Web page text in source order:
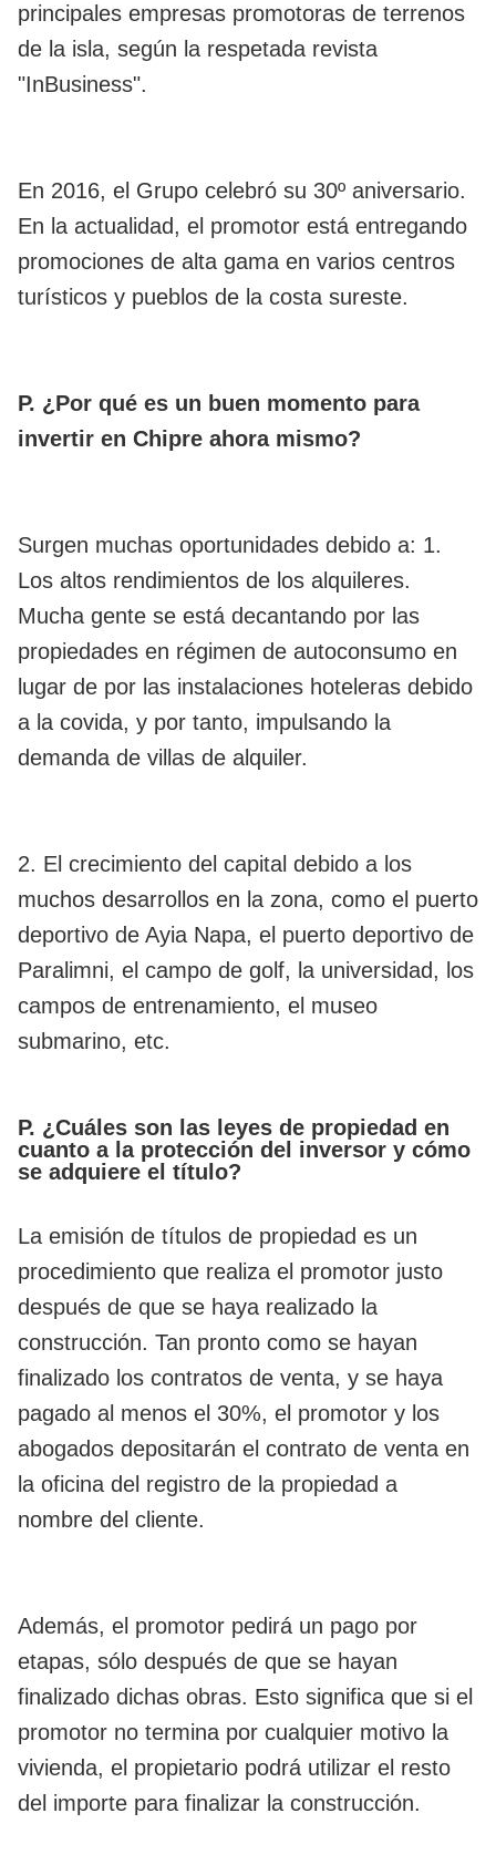
principales empresas promotoras de terrenos
de la isla, según la respetada revista
"InBusiness".
En 2016, el Grupo celebró su 30º aniversario.
En la actualidad, el promotor está entregando
promociones de alta gama en varios centros
turísticos y pueblos de la costa sureste.
P. ¿Por qué es un buen momento para
invertir en Chipre ahora mismo?
Surgen muchas oportunidades debido a: 1.
Los altos rendimientos de los alquileres.
Mucha gente se está decantando por las
propiedades en régimen de autoconsumo en
lugar de por las instalaciones hoteleras debido
a la covida, y por tanto, impulsando la
demanda de villas de alquiler.
2. El crecimiento del capital debido a los
muchos desarrollos en la zona, como el puerto
deportivo de Ayia Napa, el puerto deportivo de
Paralimni, el campo de golf, la universidad, los
campos de entrenamiento, el museo
submarino, etc.
P. ¿Cuáles son las leyes de propiedad en
cuanto a la protección del inversor y cómo
se adquiere el título?
La emisión de títulos de propiedad es un
procedimiento que realiza el promotor justo
después de que se haya realizado la
construcción. Tan pronto como se hayan
finalizado los contratos de venta, y se haya
pagado al menos el 30%, el promotor y los
abogados depositarán el contrato de venta en
la oficina del registro de la propiedad a
nombre del cliente.
Además, el promotor pedirá un pago por
etapas, sólo después de que se hayan
finalizado dichas obras. Esto significa que si el
promotor no termina por cualquier motivo la
vivienda, el propietario podrá utilizar el resto
del importe para finalizar la construcción.